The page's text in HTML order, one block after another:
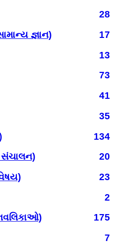
28
જ્ઞાન)
17
13
73
41
35
134
સંચાલન)
20
23
2
175
7